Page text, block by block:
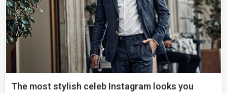
The most stylish celeb Instagram looks you